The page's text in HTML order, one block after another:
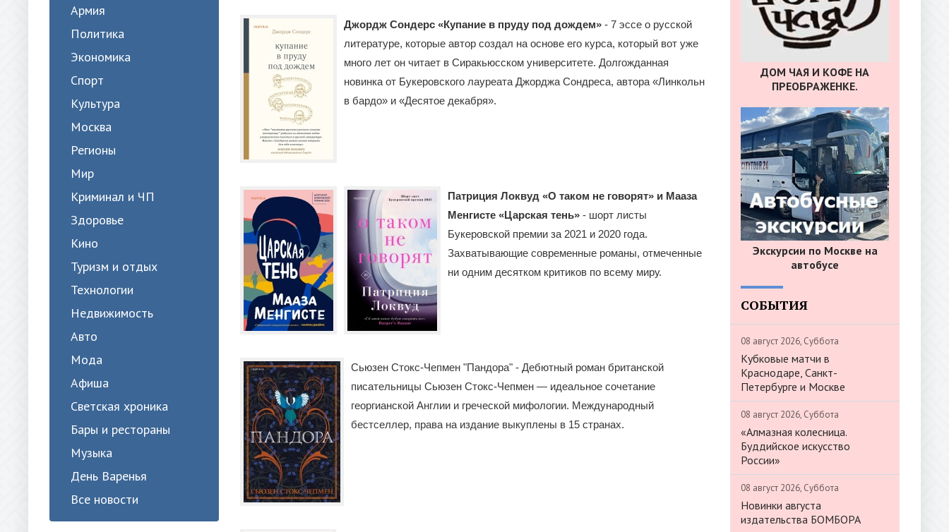
Армия
Политика
Экономика
Спорт
Культура
Москва
Регионы
Мир
Криминал и ЧП
Здоровье
Кино
Туризм и отдых
Технологии
Недвижимость
Авто
Мода
Афиша
Светская хроника
Бары и рестораны
Музыка
День Варенья
Все новости
Джордж Сондерс «Купание в пруду под дождем» - 7 эссе о русской
литературе, которые автор создал на основе его курса, который вот уже
много лет он читает в Сиракьюсском университете. Долгожданная
новинка от Букеровского лауреата Джорджа Сондреса, автора «Линкольн
в бардо» и «Десятое декабря».
Патриция Локвуд «О таком не говорят» и Мааза
Менгисте «Царская тень» - шорт листы
Букеровской премии за 2021 и 2020 года.
Захватывающие современные романы, отмеченные
ни одним десятком критиков по всему миру.
Сьюзен Стокс-Чепмен "Пандора" - Дебютный роман британской
писательницы Сьюзен Стокс-Чепмен — идеальное сочетание
георгианской Англии и греческой мифологии. Международный
бестселлер, права на издание выкуплены в 15 странах.
ДОМ ЧАЯ И КОФЕ НА
ПРЕОБРАЖЕНКЕ.
Экскурсии по Москве на
автобусе
СОБЫТИЯ
08 август 2026, Суббота
Кубковые матчи в
Краснодаре, Санкт-
Петербурге и Москве
08 август 2026, Суббота
«Алмазная колесница.
Буддийское искусство
России»
08 август 2026, Суббота
Новинки августа
издательства БОМБОРА